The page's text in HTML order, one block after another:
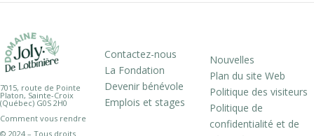
7015, route de Pointe
Platon, Sainte-Croix
(Québec) G0S 2H0
Comment vous rendre
© 2024 – Tous droits
Contactez-nous
La Fondation
Devenir bénévole
Emplois et stages
Nouvelles
Plan du site Web
Politique des visiteurs
Politique de
confidentialité et de